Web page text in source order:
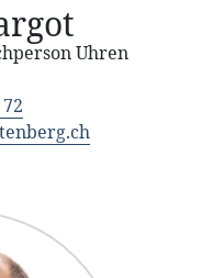
Uhren